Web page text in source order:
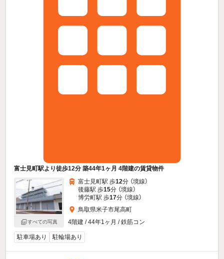
富士見町駅より徒歩12分 築44年1ヶ月 4階建の賃貸物件
すべての写真
富士見町駅 歩12分 （境線）
後藤駅 歩15分 （境線）
博労町駅 歩17分 （境線）
鳥取県米子市尾高町
4階建 / 44年1ヶ月 / 鉄筋コン
駐車場あり 駐輪場あり